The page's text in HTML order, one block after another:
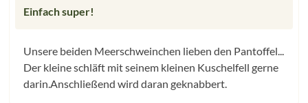
Einfach super!
Unsere beiden Meerschweinchen lieben den Pantoffel...
Der kleine schläft mit seinem kleinen Kuschelfell gerne
darin.Anschließend wird daran geknabbert.